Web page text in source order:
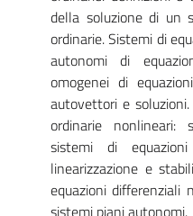
della soluzione di un
ordinarie. Sistemi di
autonomi di
omogenei di
autovettori e
ordinarie nonlineari:
sistemi di
linearizzazione e
equazioni differenziali
sistemi piani autonomi.